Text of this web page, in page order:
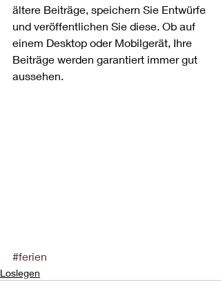
ältere Beiträge, speichern Sie Entwürfe
und veröffentlichen Sie diese. Ob auf
einem Desktop oder Mobilgerät, Ihre
Beiträge werden garantiert immer gut
aussehen.
#ferien
Loslegen